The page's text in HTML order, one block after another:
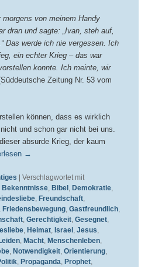
morgens von meinem Handy
dran und sagte: „Ivan, steh auf,
Das werde ich nie vergessen. Ich
ein echter Krieg – das war
konnte. Ich meinte, wir
Zeitung Nr. 53 vom
können, dass es wirklich
und schon gar nicht bei uns.
absurde Krieg, der kaum
→
| Verschlagwortet mit
Bekenntnisse, Bibel, Demokratie,
, Freundschaft,
Friedensbewegung, Gastfreundlich,
, Gerechtigkeit, Gesegnet,
, Heimat, Israel, Jesus,
, Macht, Menschenleben,
, Notwendigkeit, Orientierung,
, Propaganda, Prophet,